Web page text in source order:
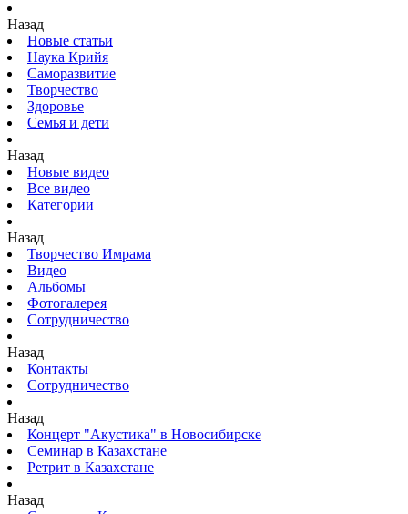
Назад
Новые статьи
Наука Крийя
Саморазвитие
Творчество
Здоровье
Семья и дети
Назад
Новые видео
Все видео
Категории
Назад
Творчество Имрама
Видео
Альбомы
Фотогалерея
Сотрудничество
Назад
Контакты
Сотрудничество
Назад
Концерт "Акустика" в Новосибирске
Семинар в Казахстане
Ретрит в Казахстане
Назад